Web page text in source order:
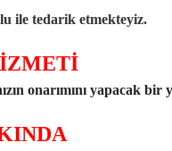
ile tedarik etmekteyiz.
onarımını yapacak